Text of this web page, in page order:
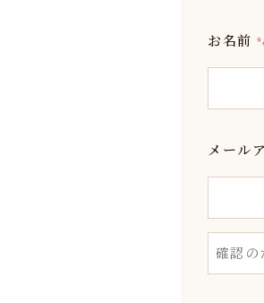
お名前 *
メール